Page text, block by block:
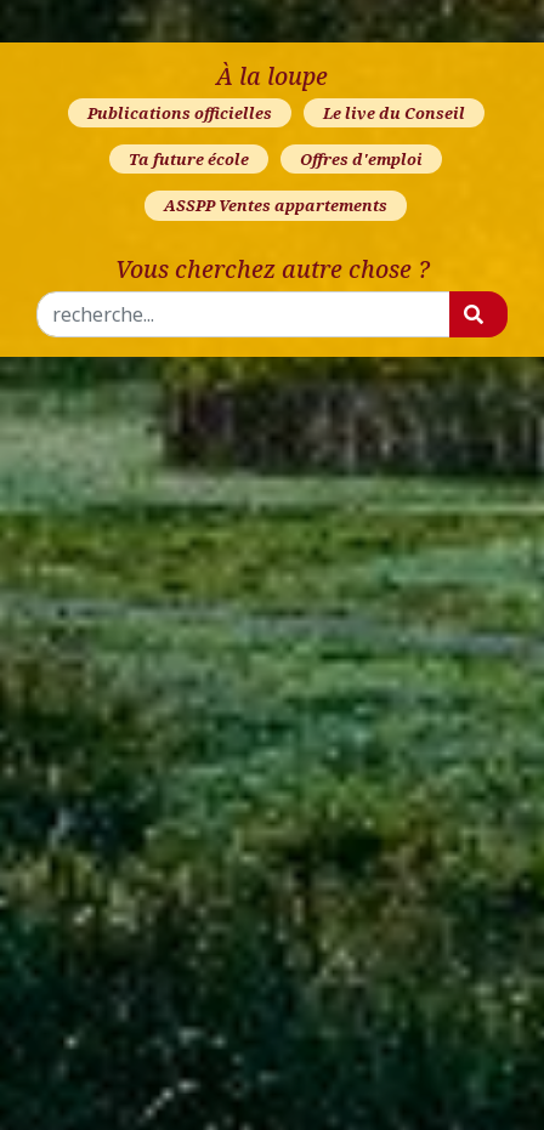
À la loupe
Publications officielles Le live du Conseil
Ta future école Offres d'emploi
ASSPP Ventes appartements
Vous cherchez autre chose ?
Rechercher